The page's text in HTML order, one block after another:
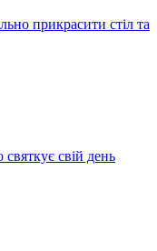
прикрасити стіл та
свій день